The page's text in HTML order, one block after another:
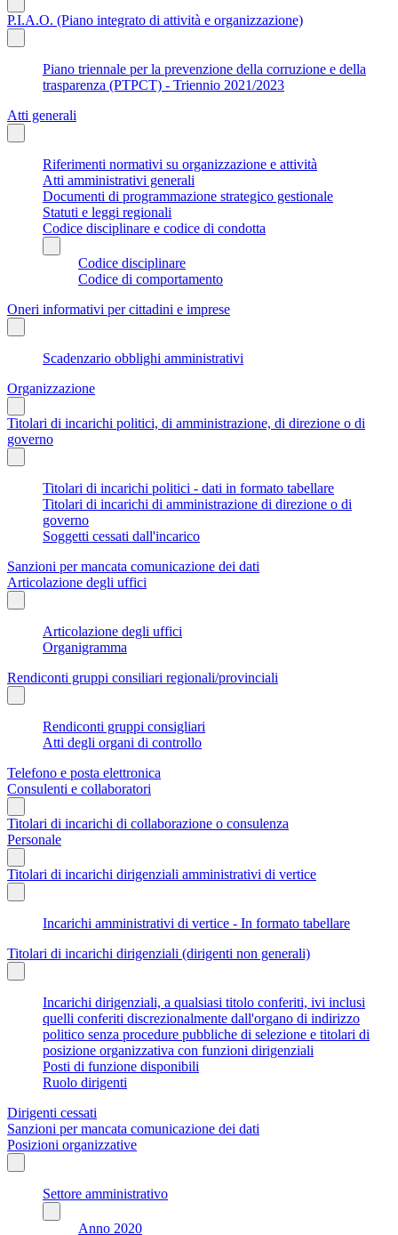
P.I.A.O. (Piano integrato di attività e organizzazione)
Piano triennale per la prevenzione della corruzione e della
trasparenza (PTPCT) - Triennio 2021/2023
Atti generali
Riferimenti normativi su organizzazione e attività
Atti amministrativi generali
Documenti di programmazione strategico gestionale
Statuti e leggi regionali
Codice disciplinare e codice di condotta
Codice disciplinare
Codice di comportamento
Oneri informativi per cittadini e imprese
Scadenzario obblighi amministrativi
Organizzazione
Titolari di incarichi politici, di amministrazione, di direzione o di
governo
Titolari di incarichi politici - dati in formato tabellare
Titolari di incarichi di amministrazione di direzione o di
governo
Soggetti cessati dall'incarico
Sanzioni per mancata comunicazione dei dati
Articolazione degli uffici
Articolazione degli uffici
Organigramma
Rendiconti gruppi consiliari regionali/provinciali
Rendiconti gruppi consigliari
Atti degli organi di controllo
Telefono e posta elettronica
Consulenti e collaboratori
Titolari di incarichi di collaborazione o consulenza
Personale
Titolari di incarichi dirigenziali amministrativi di vertice
Incarichi amministrativi di vertice - In formato tabellare
Titolari di incarichi dirigenziali (dirigenti non generali)
Incarichi dirigenziali, a qualsiasi titolo conferiti, ivi inclusi
quelli conferiti discrezionalmente dall'organo di indirizzo
politico senza procedure pubbliche di selezione e titolari di
posizione organizzativa con funzioni dirigenziali
Posti di funzione disponibili
Ruolo dirigenti
Dirigenti cessati
Sanzioni per mancata comunicazione dei dati
Posizioni organizzative
Settore amministrativo
Anno 2020